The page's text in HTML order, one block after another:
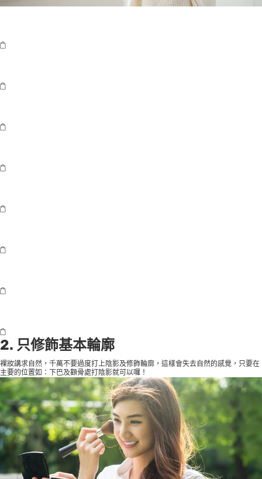
2. 只修飾基本輪廓
裸妝講求自然，千萬不要過度打上陰影及修飾輪廓，這樣會失去自然的感覺，只要在
主要的位置如：下巴及顴骨處打陰影就可以囉！